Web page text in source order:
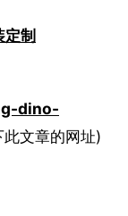
定制
dino-
文章的网址)